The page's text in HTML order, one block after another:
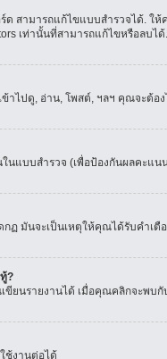
สามารถแก้ไขแบบสำรวจได้.
เท่านั้นที่สามารถแก้ไขหรือลบ
าไปดู, อ่าน, โพสต์, ฯลฯ คุณจะต้
นแบบสำรวจ (เพื่อป้องกันผลคะ
มันจะเป็นเหตุให้คุณได้รับคำเ
?
ยนรายงานได้ เมื่อคุณคลิกจะพบกั
ช้งานต่อได้